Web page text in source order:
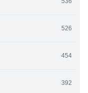
526
454
392